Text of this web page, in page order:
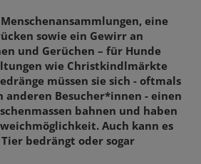
eine
sowie ein Gewirr an
und Gerüchen – für Hunde
wie Christkindlmärkte
müssen sie sich - oftmals
anderen Besucher*innen - einen
bahnen und haben
Auch kann es
Tier bedrängt oder sogar